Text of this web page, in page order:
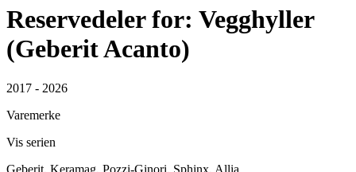
Reservedeler for: Vegghyller
(Geberit Acanto)
2017 - 2026
Varemerke
Vis serien
Geberit, Keramag, Pozzi-Ginori, Sphinx, Allia